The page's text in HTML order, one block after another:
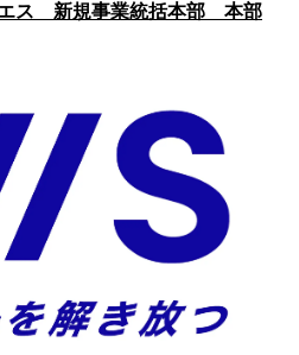
エス 新規事業統括本部 本部